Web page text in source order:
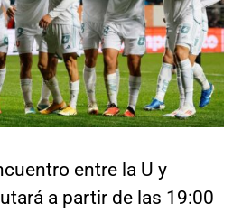
entre la U y
a partir de las 19:00